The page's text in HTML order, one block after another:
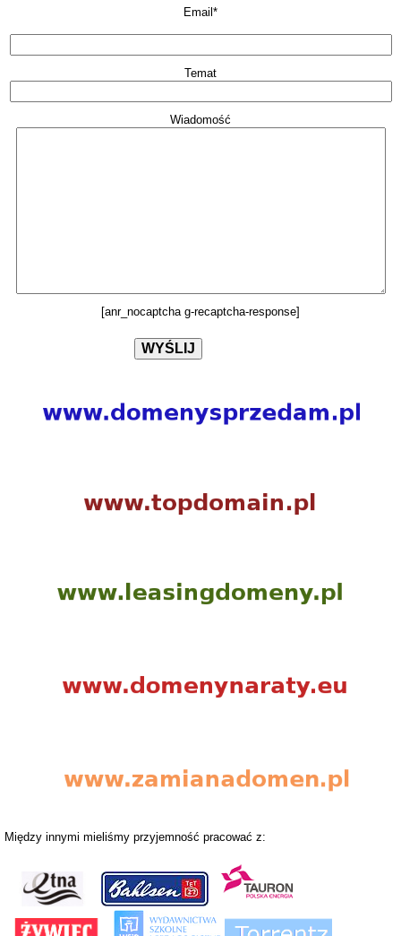
Email*
Temat
Wiadomość
[anr_nocaptcha g-recaptcha-response]
Między innymi mieliśmy przyjemność pracować z: